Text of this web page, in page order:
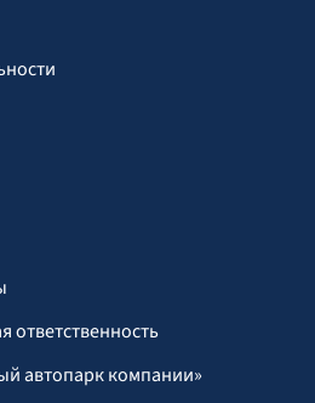
ответственность
автопарк компании»